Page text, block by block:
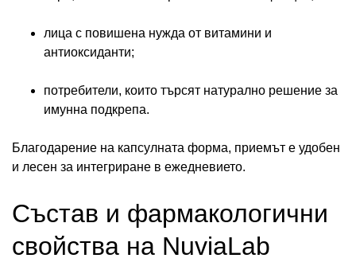
лица с повишена нужда от витамини и
антиоксиданти;
потребители, които търсят натурално решение за
имунна подкрепа.
Благодарение на капсулната форма, приемът е удобен
и лесен за интегриране в ежедневието.
Състав и фармакологични
свойства на NuviaLab